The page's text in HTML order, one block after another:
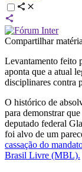
Compartilhar matéria
Levantamento feito
aponta que a atual
disciplinares contra
O histórico de
para demonstrar
deputado federal
foi alvo de um
cassação do
Brasil Livre (MBL).